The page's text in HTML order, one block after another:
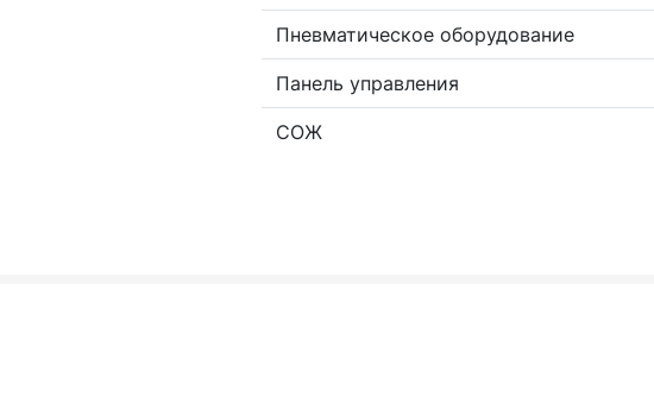
Пневматическое оборудование
Панель управления
СОЖ